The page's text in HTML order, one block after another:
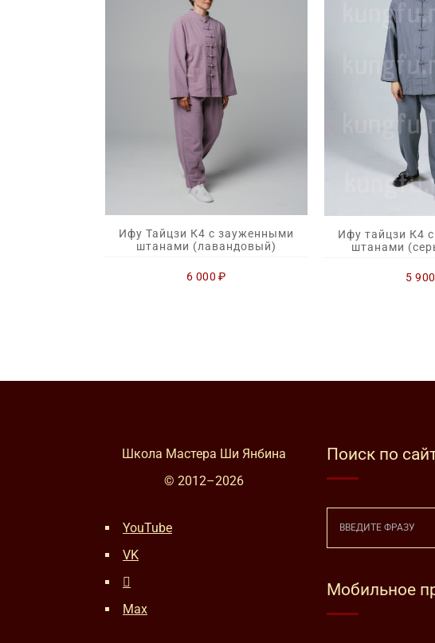
Ифу Тайцзи К4 с зауженными
штанами (лавандовый)
6 000₽
Ифу тайцзи К4
штанами
5 900
Школа Мастера Ши Янбина
© 2012–2026
YouTube
VK
Max
Поиск по
Мобильное